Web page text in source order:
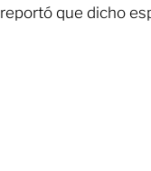
reportó que dicho